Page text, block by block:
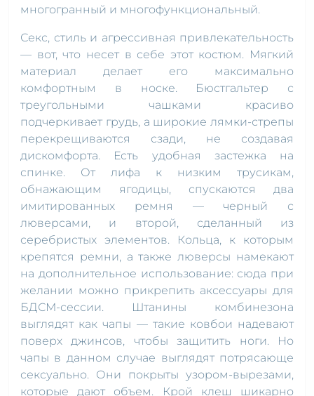
многогранный и многофункциональный.
Секс, стиль и агрессивная привлекательность
— вот, что несет в себе этот костюм. Мягкий
материал делает его максимально
комфортным в носке. Бюстгальтер с
треугольными чашками красиво
подчеркивает грудь, а широкие лямки-стрепы
перекрещиваются сзади, не создавая
дискомфорта. Есть удобная застежка на
спинке. От лифа к низким трусикам,
обнажающим ягодицы, спускаются два
имитированных ремня — черный с
люверсами, и второй, сделанный из
серебристых элементов. Кольца, к которым
крепятся ремни, а также люверсы намекают
на дополнительное использование: сюда при
желании можно прикрепить аксессуары для
БДСМ-сессии. Штанины комбинезона
выглядят как чапы — такие ковбои надевают
поверх джинсов, чтобы защитить ноги. Но
чапы в данном случае выглядят потрясающе
сексуально. Они покрыты узором-вырезами,
которые дают объем. Крой клеш шикарно